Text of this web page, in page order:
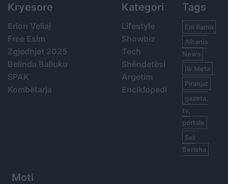
Kryesore
Erion Veliaj
Free Esim
Zgjedhjet 2025
Belinda Balluku
SPAK
Kombëtarja
Kategori
Lifestyle
Showbiz
Tech
Shëndetësi
Argetim
Enciklopedi
Tags
Edi Rama
Albania
News
Ilir Meta
Piranjat
gazeta,
tv,
portale
Sali
Berisha
Moti